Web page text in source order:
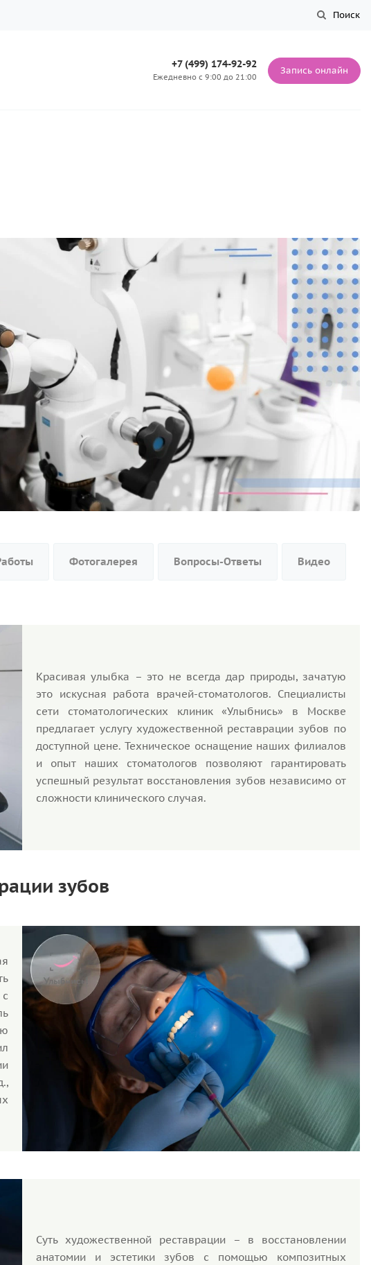
Поиск
+7 (499) 174-92-92
Ежедневно с 9:00 до 21:00
Запись онлайн
Фотогалерея Вопросы-Ответы Видео
Красивая улыбка – это не всегда дар природы, зачатую
это искусная работа врачей-стоматологов. Специалисты
сети стоматологических клиник «Улыбнись» в Москве
предлагает услугу художественной реставрации зубов по
доступной цене. Техническое оснащение наших филиалов
и опыт наших стоматологов позволяют гарантировать
успешный результат восстановления зубов независимо от
сложности клинического случая.
зубов
Суть художественной реставрации – в восстановлении
анатомии и эстетики зубов с помощью композитных